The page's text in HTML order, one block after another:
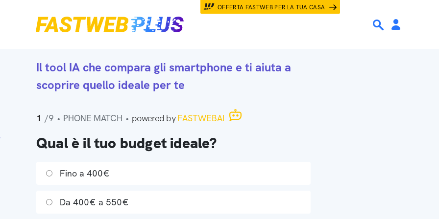
OFFERTA FASTWEB PER LA TUA CASA
Il tool IA che compara gli smartphone e ti aiuta a
scoprire quello ideale per te
1 /9 • PHONE MATCH • powered byFASTWEBAI
Qual è il tuo budget ideale?
Fino a 400€
Da 400€ a 550€